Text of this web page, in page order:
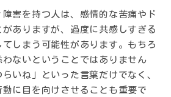
害を持つ人は、感情的な苦痛やド
ありますが、過度に共感しすぎる
しまう可能性があります。もちろ
ないということではありません
いね」といった言葉だけでなく、
に目を向けさせることも重要で